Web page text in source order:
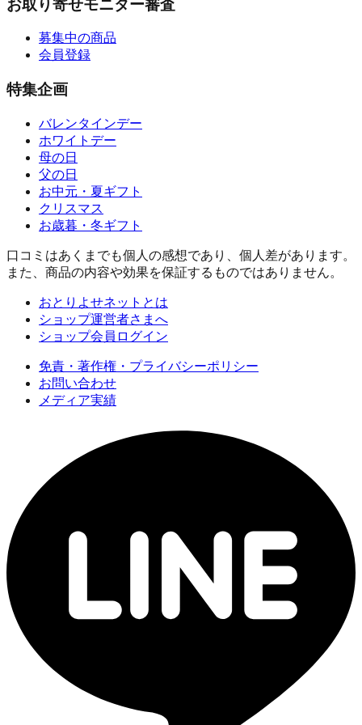
お取り寄せモニター審査
募集中の商品
会員登録
特集企画
バレンタインデー
ホワイトデー
母の日
父の日
お中元・夏ギフト
クリスマス
お歳暮・冬ギフト
口コミはあくまでも個人の感想であり、個人差があります。
また、商品の内容や効果を保証するものではありません。
おとりよせネットとは
ショップ運営者さまへ
ショップ会員ログイン
免責・著作権・プライバシーポリシー
お問い合わせ
メディア実績